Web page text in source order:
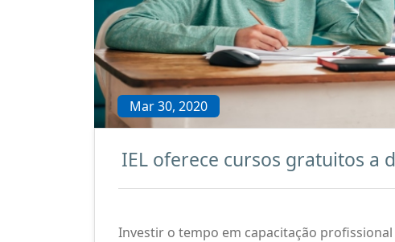
Mar 30, 2020
IEL oferece cursos gratuitos a
Investir o tempo em capacitação